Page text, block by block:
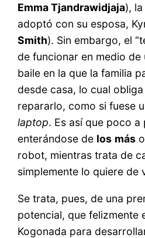
Emma Tjandrawidjaja),
adoptó con su esposa,
Smith). Sin embargo, el
de funcionar en medio
baile en la que la familia
desde casa, lo cual
repararlo, como si fuese
laptop. Es así que poco a
enterándose de los más
robot, mientras trata de
simplemente lo quiere de
Se trata, pues, de una
potencial, que felizmente
Kogonada para